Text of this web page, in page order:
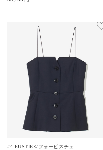
#4 BUSTIER/フォービスチェ